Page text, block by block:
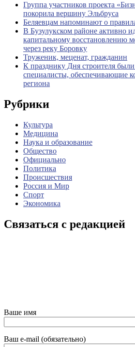
Группа участников проекта
покорила вершину Эльбруса
Беляевцам напоминают о
В Бузулукском районе активно
капитальному восстановлению
через реку Боровку
Труженик, меценат, гражданин
К празднику Дня строителя
специалисты, обеспечивающие
региона
Рубрики
Культура
Медицина
Наука и образование
Общество
Официально
Политика
Происшествия
Россия и Мир
Спорт
Экономика
Связаться с редакцией
Ваше имя
Ваш e-mail (обязательно)